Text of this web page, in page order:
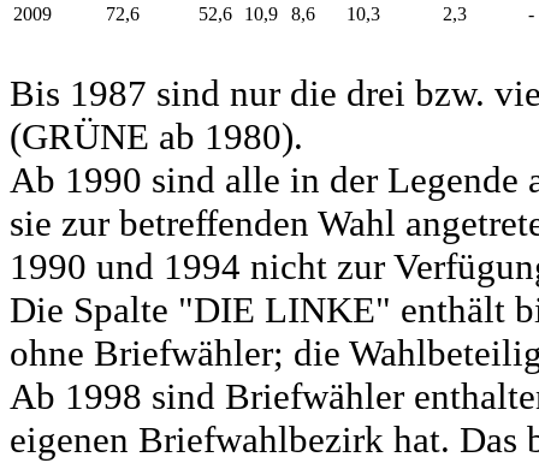
2009
72,6 52,6 10,9 8,6 10,3 2,3 -
Bis 1987 sind nur die drei bzw.
(GRÜNE ab 1980).
Ab 1990 sind alle in der Legende
sie zur betreffenden Wahl
1990 und 1994 nicht zur
Die Spalte "DIE LINKE" enthält
ohne Briefwähler; die
Ab 1998 sind Briefwähler
eigenen Briefwahlbezirk hat.